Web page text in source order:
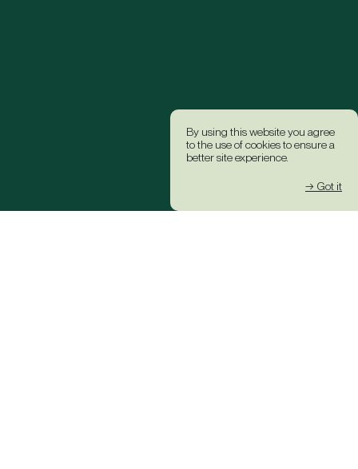
By using this website you agree
to the use of cookies to ensure a
better site experience.
→ Got it